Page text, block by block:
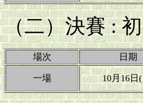
（二）決賽 :
場次 日期
一場 10月16日